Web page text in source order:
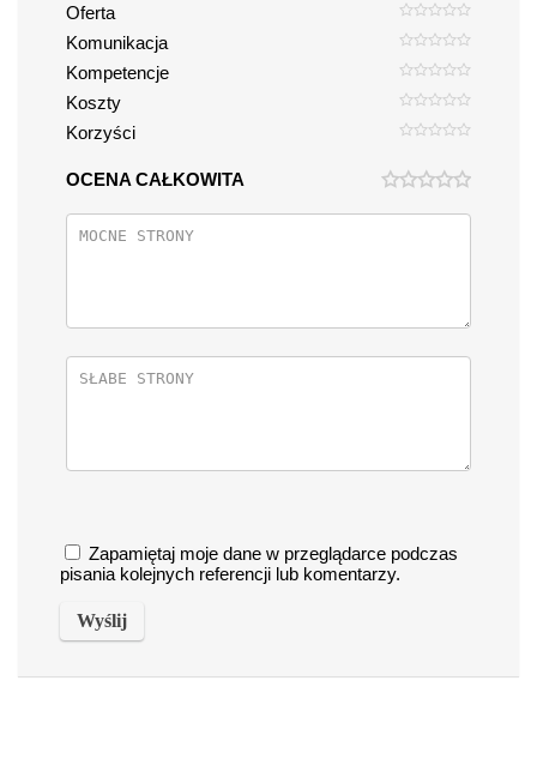
Oferta
Komunikacja
Kompetencje
Koszty
Korzyści
OCENA CAŁKOWITA
Zapamiętaj moje dane w przeglądarce podczas
pisania kolejnych referencji lub komentarzy.